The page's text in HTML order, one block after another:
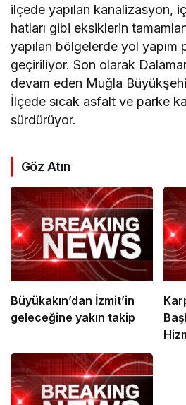
ilçede yapılan kanalizasyon,
hatları gibi eksiklerin
yapılan bölgelerde yol yapım
geçiriliyor. Son olarak
devam eden Muğla
İlçede sıcak asfalt ve parke
sürdürüyor.
Göz Atın
Büyükakın’dan İzmit’in
geleceğine yakın takip